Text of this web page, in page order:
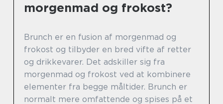
morgenmad og frokost?
Brunch er en fusion af morgenmad og
frokost og tilbyder en bred vifte af retter
og drikkevarer. Det adskiller sig fra
morgenmad og frokost ved at kombinere
elementer fra begge måltider. Brunch er
normalt mere omfattende og spises på et